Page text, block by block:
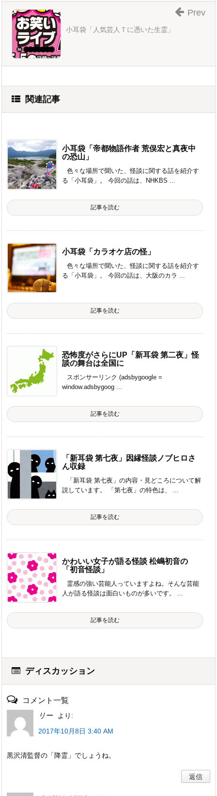
小耳袋「人気芸人Ｔに憑いた生霊」
Prev
関連記事
小耳袋「帝都物語作者 荒俣宏と真夜中
の恐山」
色々な場所で聞いた、怪談に関する話を紹介す
る「小耳袋」。 今回の話は、NHKBS ...
記事を読む
小耳袋「カラオケ店の怪」
色々な場所で聞いた、怪談に関する話を紹介す
る「小耳袋」。 今回の話は、大阪のカラ ...
記事を読む
恐怖度がさらにUP「新耳袋 第二夜」怪
談の舞台は全国に
スポンサーリンク (adsbygoogle =
window.adsbygoog ...
記事を読む
「新耳袋 第七夜」因縁怪談ノブヒロさ
ん収録
「新耳袋 第七夜」の内容・見どころについて解
説しています。 「第七夜」の特色は、 ...
記事を読む
かわいい女子が語る怪談 松嶋初音の
「初音怪談」
霊感の強い芸能人っていますよね。そんな芸能
人が語る怪談は面白いものが多いです。 ...
記事を読む
ディスカッション
コメント一覧
リー
より:
2017年10月8日 3:40 AM
黒沢清監督の「降霊」でしょうね。
返信